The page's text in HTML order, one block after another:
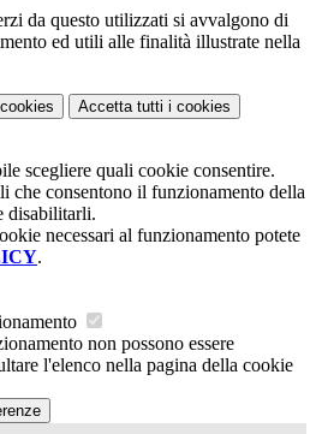
da questo utilizzati si avvalgono di
ed utili alle finalità illustrate nella
Accetta tutti i cookies
scegliere quali cookie consentire.
che consentono il funzionamento della
disabilitarli.
necessari al funzionamento potete
.
non possono essere
l'elenco nella pagina della cookie